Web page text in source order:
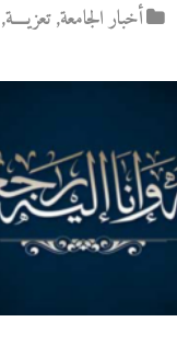
أخبار الجامعة,تعزيــــة,